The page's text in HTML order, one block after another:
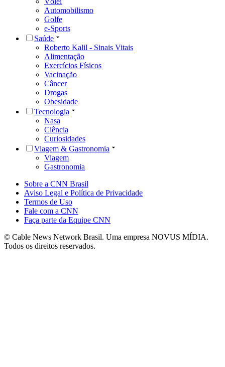
Automobilismo
Golfe
e-Sports
Saúde
Roberto Kalil - Sinais Vitais
Alimentação
Exercícios Físicos
Vacinação
Câncer
Drogas
Obesidade
Tecnologia
Nasa
Ciência
Curiosidades
Viagem & Gastronomia
Viagem
Gastronomia
Sobre a CNN Brasil
Aviso Legal e Política de Privacidade
Termos de Uso
Fale com a CNN
Faça parte da Equipe CNN
© Cable News Network Brasil. Uma empresa NOVUS MÍDIA.
Todos os direitos reservados.